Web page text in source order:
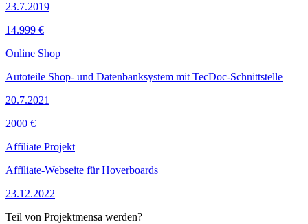
23.7.2019
14.999 €
Online Shop
Autoteile Shop- und Datenbanksystem mit TecDoc-Schnittstelle
20.7.2021
2000 €
Affiliate Projekt
Affiliate-Webseite für Hoverboards
23.12.2022
Teil von Projektmensa werden?